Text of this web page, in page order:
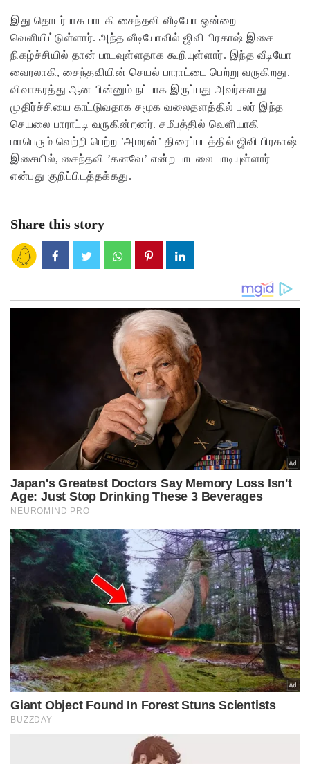
இது தொடர்பாக பாடகி சைந்தவி வீடியோ ஒன்றை
வெளியிட்டுள்ளார். அந்த வீடியோவில் ஜிவி பிரகாஷ் இசை
நிகழ்ச்சியில் தான் பாடவுள்ளதாக கூறியுள்ளார். இந்த வீடியோ
வைரலாகி, சைந்தவியின் செயல் பாராட்டை பெற்று வருகிறது.
விவாகரத்து ஆன பின்னும் நட்பாக இருப்பது அவர்களது
முதிர்ச்சியை காட்டுவதாக சமூக வலைதளத்தில் பலர் இந்த
செயலை பாராட்டி வருகின்றனர். சமீபத்தில் வெளியாகி
மாபெரும் வெற்றி பெற்ற ’அமரன்’ திரைப்படத்தில் ஜிவி பிரகாஷ்
இசையில், சைந்தவி ’கனவே’ என்ற பாடலை பாடியுள்ளார்
என்பது குறிப்பிடத்தக்கது.
Share this story